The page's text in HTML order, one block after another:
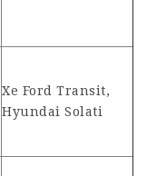
Xe Ford Transit,
Hyundai Solati